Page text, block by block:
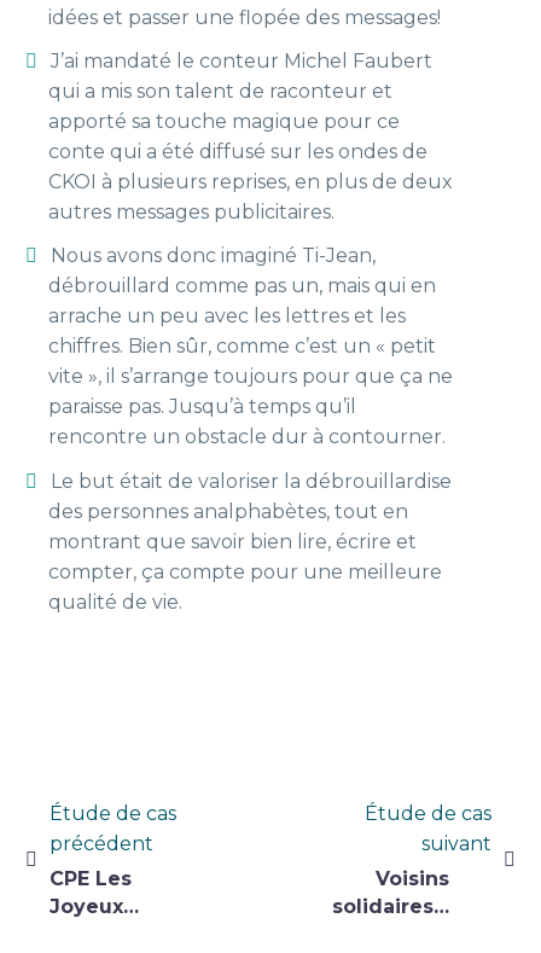
idées et passer une flopée des messages!
J’ai mandaté le conteur Michel Faubert
qui a mis son talent de raconteur et
apporté sa touche magique pour ce
conte qui a été diffusé sur les ondes de
CKOI à plusieurs reprises, en plus de deux
autres messages publicitaires.
Nous avons donc imaginé Ti-Jean,
débrouillard comme pas un, mais qui en
arrache un peu avec les lettres et les
chiffres. Bien sûr, comme c’est un « petit
vite », il s’arrange toujours pour que ça ne
paraisse pas. Jusqu’à temps qu’il
rencontre un obstacle dur à contourner.
Le but était de valoriser la débrouillardise
des personnes analphabètes, tout en
montrant que savoir bien lire, écrire et
compter, ça compte pour une meilleure
qualité de vie.
Navigation
de
l’article
Étude de cas
précédent
CPE Les
Joyeux
Étude de cas
suivant
Voisins
solidaires –